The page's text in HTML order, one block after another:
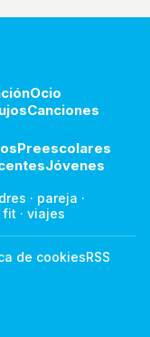
Ocio
Canciones
Preescolares
Jóvenes
· pareja ·
fit · viajes
de cookiesRSS